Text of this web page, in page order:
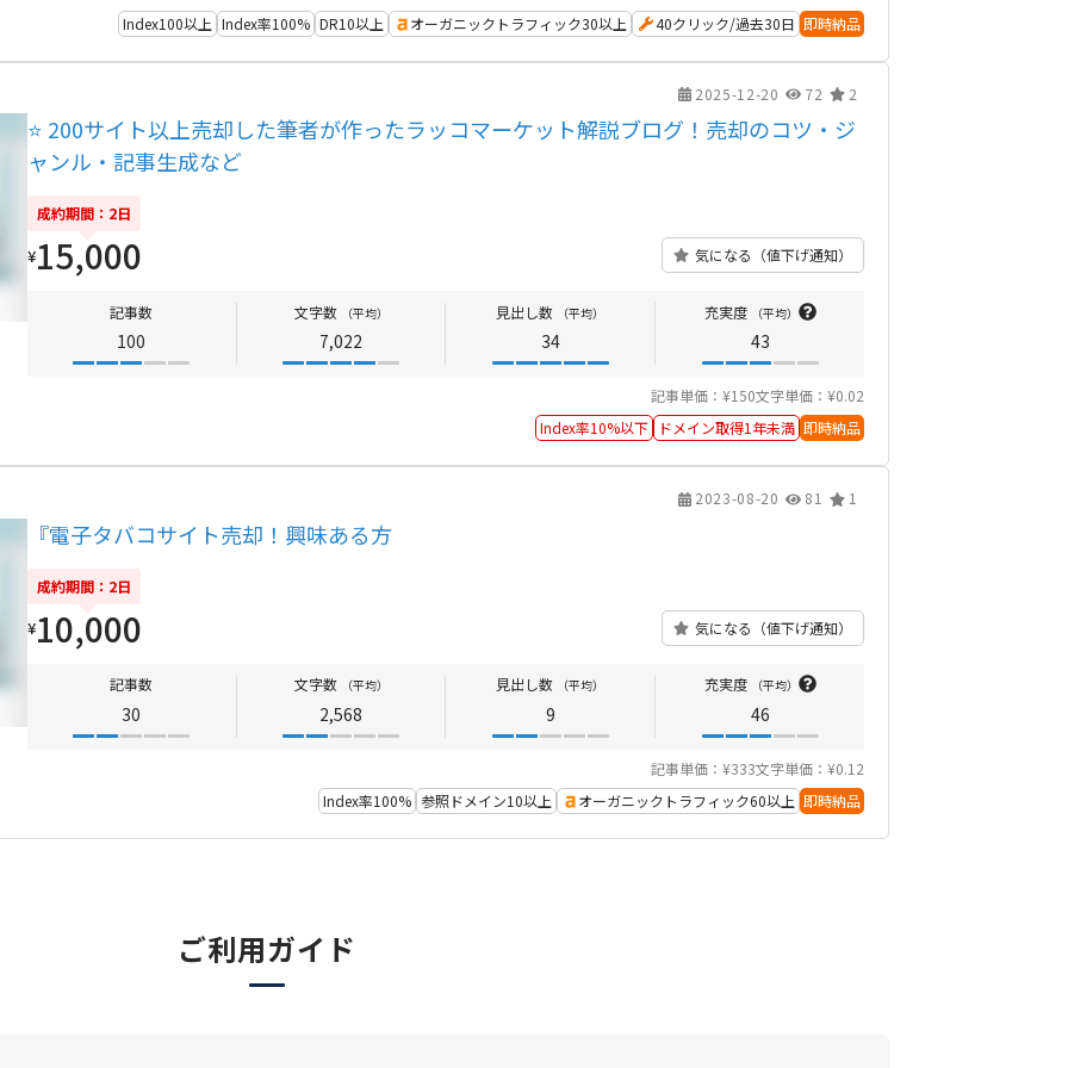
Index100以上 Index率100% DR10以上 オーガニックトラフィック30以上 40クリック/過去30日 即時納品
2025-12-20 72 2
⭐️ 200サイト以上売却した筆者が作ったラッコマーケット解説ブログ！売却のコツ・ジ
ャンル・記事生成など
¥15,000 気になる（値下げ通知）
成約期間：2日
記事数
100
文字数 （平均）
7,022
見出し数 （平均）
34
充実度 （平均）
43
記事単価：¥150文字単価：¥0.02
Index率10%以下
ドメイン取得1年未満 即時納品
2023-08-20 81 1
『電子タバコサイト売却！興味ある方
¥10,000 気になる（値下げ通知）
成約期間：2日
記事数
30
文字数 （平均）
2,568
見出し数 （平均）
9
充実度 （平均）
46
記事単価：¥333文字単価：¥0.12
Index率100% 参照ドメイン10以上 オーガニックトラフィック60以上 即時納品
ご利用ガイド